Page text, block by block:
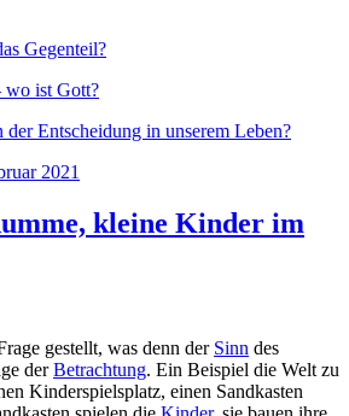
Gegenteil?
wo ist Gott?
Entscheidung in unserem Leben?
2021
kleine Kinder im
gestellt, was denn der Sinn des
derBetrachtung. Ein Beispiel die Welt zu
Kinderspielsplatz, einen Sandkasten